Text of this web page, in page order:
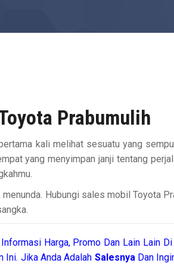
Prabumulih
kali melihat sesuatu yang
yang menyimpan janji tentang
Hubungi sales mobil Toyota
Harga, Promo Dan Lain Lain
Ini. Jika Anda Adalah SalesnyaDan